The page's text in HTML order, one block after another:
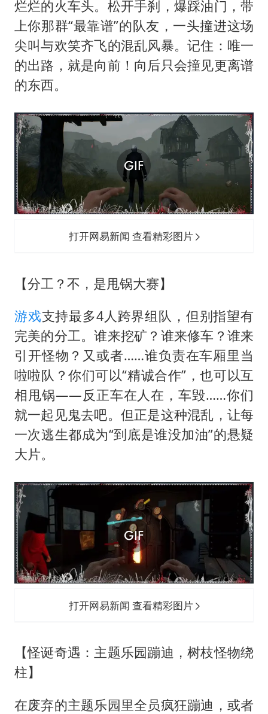
烂烂的火车头。松开手刹，爆踩油门，带
上你那群“最靠谱”的队友，一头撞进这场
尖叫与欢笑齐飞的混乱风暴。记住：唯一
的出路，就是向前！向后只会撞见更离谱
的东西。
打开网易新闻 查看精彩图片
【分工？不，是甩锅大赛】
游戏支持最多4人跨界组队，但别指望有
完美的分工。谁来挖矿？谁来修车？谁来
引开怪物？又或者……谁负责在车厢里当
啦啦队？你们可以“精诚合作”，也可以互
相甩锅——反正车在人在，车毁……你们
就一起见鬼去吧。但正是这种混乱，让每
一次逃生都成为“到底是谁没加油”的悬疑
大片。
打开网易新闻 查看精彩图片
【怪诞奇遇：主题乐园蹦迪，树枝怪物绕
柱】
在废弃的主题乐园里全员疯狂蹦迪，或者